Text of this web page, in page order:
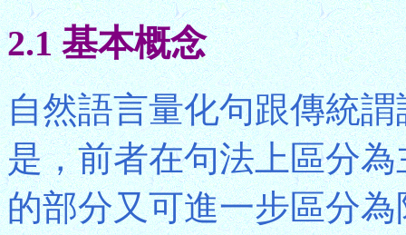
2.1 基本概念
自然語言量化句跟傳統
是，前者在句法上區分
的部分又可進一步區分